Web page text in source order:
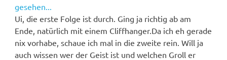
gesehen...
Ui, die erste Folge ist durch. Ging ja richtig ab am
Ende, natürlich mit einem Cliffhanger.Da ich eh gerade
nix vorhabe, schaue ich mal in die zweite rein. Will ja
auch wissen wer der Geist ist und welchen Groll er